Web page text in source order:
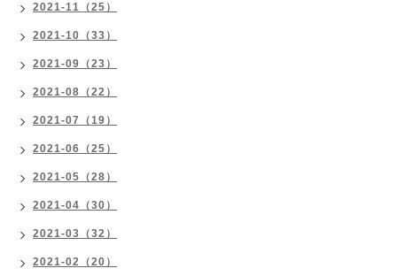
2021-11（25）
2021-10（33）
2021-09（23）
2021-08（22）
2021-07（19）
2021-06（25）
2021-05（28）
2021-04（30）
2021-03（32）
2021-02（20）